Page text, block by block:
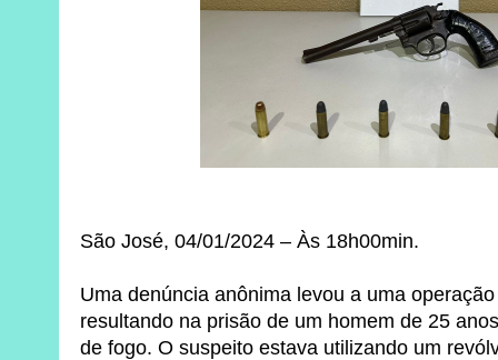
São José, 04/01/2024 – Às 18h00min.
Uma denúncia anônima levou a uma
resultando na prisão de um homem de 25
de fogo. O suspeito estava utilizando um